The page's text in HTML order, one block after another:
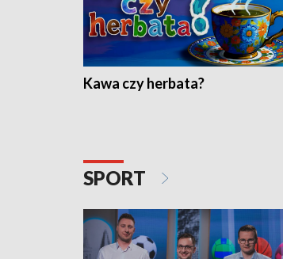
Kawa czy herbata?
SPORT